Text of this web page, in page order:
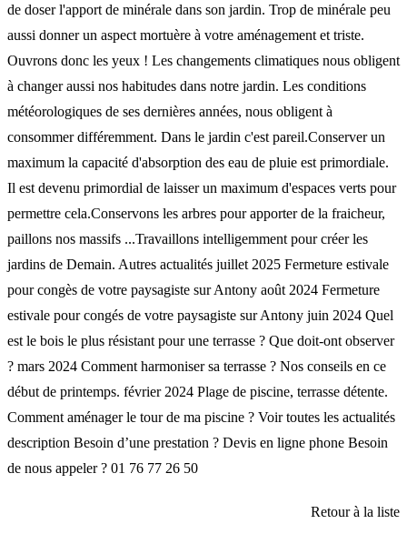
de doser l'apport de minérale dans son jardin. Trop de minérale peu
aussi donner un aspect mortuère à votre aménagement et triste.
Ouvrons donc les yeux ! Les changements climatiques nous obligent
à changer aussi nos habitudes dans notre jardin. Les conditions
météorologiques de ses dernières années, nous obligent à
consommer différemment. Dans le jardin c'est pareil.Conserver un
maximum la capacité d'absorption des eau de pluie est primordiale.
Il est devenu primordial de laisser un maximum d'espaces verts pour
permettre cela.Conservons les arbres pour apporter de la fraicheur,
paillons nos massifs ...Travaillons intelligemment pour créer les
jardins de Demain. Autres actualités juillet 2025 Fermeture estivale
pour congès de votre paysagiste sur Antony août 2024 Fermeture
estivale pour congés de votre paysagiste sur Antony juin 2024 Quel
est le bois le plus résistant pour une terrasse ? Que doit-ont observer
? mars 2024 Comment harmoniser sa terrasse ? Nos conseils en ce
début de printemps. février 2024 Plage de piscine, terrasse détente.
Comment aménager le tour de ma piscine ? Voir toutes les actualités
description Besoin d’une prestation ? Devis en ligne phone Besoin
de nous appeler ? 01 76 77 26 50
Retour à la liste